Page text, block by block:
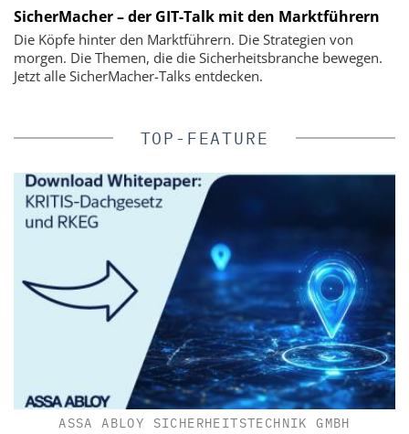
SicherMacher – der GIT-Talk mit den Marktführern
Die Köpfe hinter den Marktführern. Die Strategien von
morgen. Die Themen, die die Sicherheitsbranche bewegen.
Jetzt alle SicherMacher-Talks entdecken.
TOP-FEATURE
ASSA ABLOY SICHERHEITSTECHNIK GMBH